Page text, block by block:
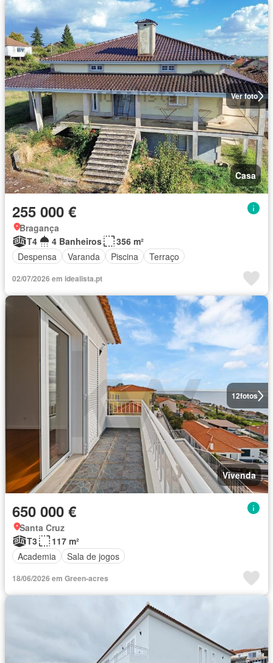
Ver foto
Casa
255 000 €
Bragança
T4
4 Banheiros
356 m²
Despensa
Varanda Piscina Terraço
02/07/2026 em idealista.pt
12fotos
Vivenda
650 000 €
Santa Cruz
T3
117 m²
Academia
Sala de jogos
18/06/2026 em Green-acres